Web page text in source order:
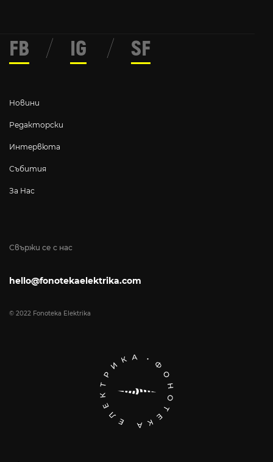
Свържи се с нас
hello@fonotekaelektrika.com
© 2022 Fonoteka Elektrika
Новини
Редакторски
Интервюта
Събития
За Нас
FB / IG / SF